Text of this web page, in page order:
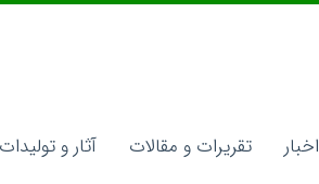
منو دسته‌بندیاخبار تقریرات و مقالات آثار و تولیدات